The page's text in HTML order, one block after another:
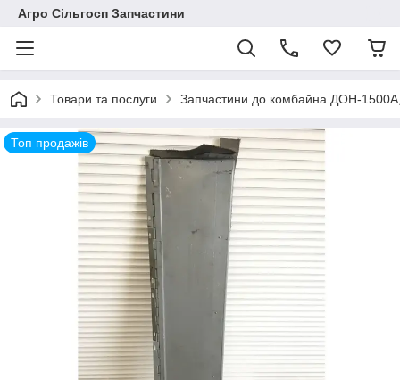
Агро Сільгосп Запчастини
Товари та послуги Запчастини до комбайна ДОН-
Топ продажів